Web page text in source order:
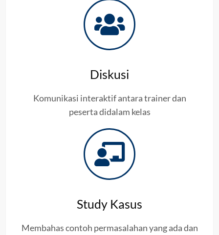
Diskusi
Komunikasi interaktif antara trainer dan
peserta didalam kelas
Study Kasus
Membahas contoh permasalahan yang ada dan